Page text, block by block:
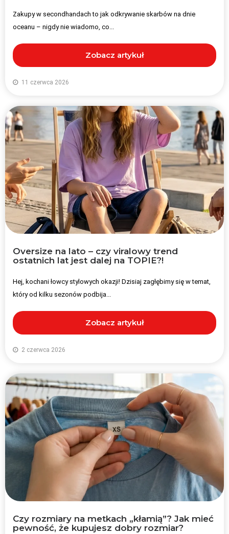
Zakupy w secondhandach to jak odkrywanie skarbów na dnie
oceanu – nigdy nie wiadomo, co...
Zobacz artykuł
11 czerwca 2026
Oversize na lato – czy viralowy trend
ostatnich lat jest dalej na TOPIE?!
Hej, kochani łowcy stylowych okazji! Dzisiaj zagłębimy się w temat,
który od kilku sezonów podbija...
Zobacz artykuł
2 czerwca 2026
Czy rozmiary na metkach „kłamią”? Jak mieć
pewność, że kupujesz dobry rozmiar?